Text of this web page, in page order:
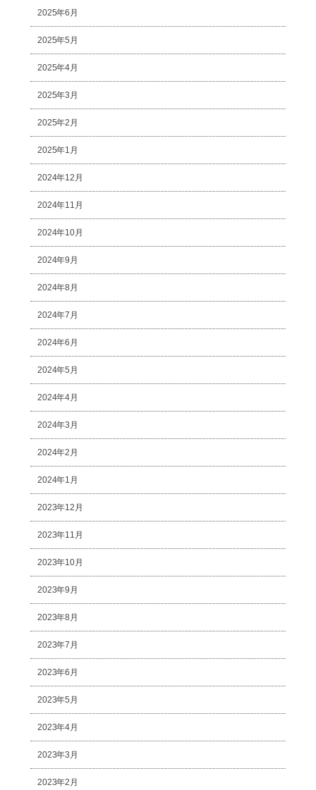
2025年6月
2025年5月
2025年4月
2025年3月
2025年2月
2025年1月
2024年12月
2024年11月
2024年10月
2024年9月
2024年8月
2024年7月
2024年6月
2024年5月
2024年4月
2024年3月
2024年2月
2024年1月
2023年12月
2023年11月
2023年10月
2023年9月
2023年8月
2023年7月
2023年6月
2023年5月
2023年4月
2023年3月
2023年2月